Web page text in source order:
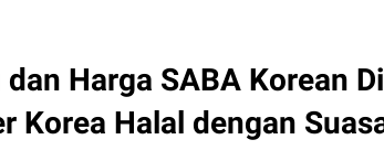
Harga SABA Korean
Korea Halal dengan